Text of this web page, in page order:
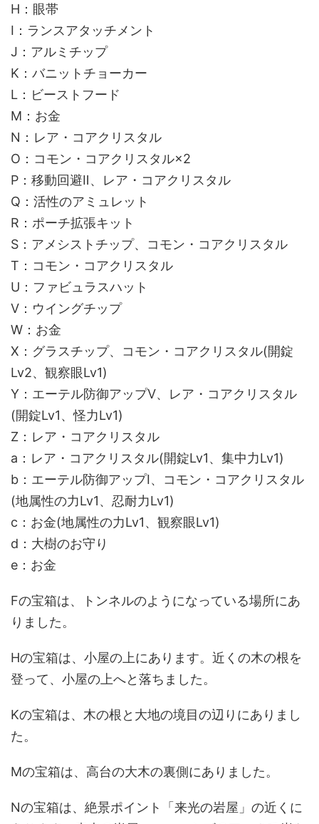
H：眼帯
I：ランスアタッチメント
J：アルミチップ
K：バニットチョーカー
L：ビーストフード
M：お金
N：レア・コアクリスタル
O：コモン・コアクリスタル×2
P：移動回避Ⅱ、レア・コアクリスタル
Q：活性のアミュレット
R：ポーチ拡張キット
S：アメシストチップ、コモン・コアクリスタル
T：コモン・コアクリスタル
U：ファビュラスハット
V：ウイングチップ
W：お金
X：グラスチップ、コモン・コアクリスタル(開錠
Lv2、観察眼Lv1)
Y：エーテル防御アップⅤ、レア・コアクリスタル
(開錠Lv1、怪力Lv1)
Z：レア・コアクリスタル
a：レア・コアクリスタル(開錠Lv1、集中力Lv1)
b：エーテル防御アップⅠ、コモン・コアクリスタル
(地属性の力Lv1、忍耐力Lv1)
c：お金(地属性の力Lv1、観察眼Lv1)
d：大樹のお守り
e：お金
Fの宝箱は、トンネルのようになっている場所にあ
りました。
Hの宝箱は、小屋の上にあります。近くの木の根を
登って、小屋の上へと落ちました。
Kの宝箱は、木の根と大地の境目の辺りにありまし
た。
Mの宝箱は、高台の大木の裏側にありました。
Nの宝箱は、絶景ポイント「来光の岩屋」の近くに